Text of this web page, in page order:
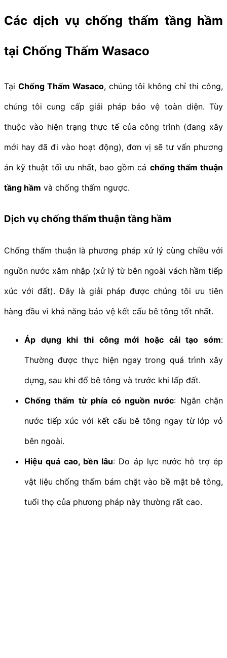
Các dịch vụ chống thấm tầng hầm
tại Chống Thấm Wasaco
Tại Chống Thấm Wasaco, chúng tôi không chỉ thi công,
chúng tôi cung cấp giải pháp bảo vệ toàn diện. Tùy
thuộc vào hiện trạng thực tế của công trình (đang xây
mới hay đã đi vào hoạt động), đơn vị sẽ tư vấn phương
án kỹ thuật tối ưu nhất, bao gồm cả chống thấm thuận
tầng hầm và chống thấm ngược.
Dịch vụ chống thấm thuận tầng hầm
Chống thấm thuận là phương pháp xử lý cùng chiều với
nguồn nước xâm nhập (xử lý từ bên ngoài vách hầm tiếp
xúc với đất). Đây là giải pháp được chúng tôi ưu tiên
hàng đầu vì khả năng bảo vệ kết cấu bê tông tốt nhất.
Áp dụng khi thi công mới hoặc cải tạo sớm:
Thường được thực hiện ngay trong quá trình xây
dựng, sau khi đổ bê tông và trước khi lấp đất.
Chống thấm từ phía có nguồn nước: Ngăn chặn
nước tiếp xúc với kết cấu bê tông ngay từ lớp vỏ
bên ngoài.
Hiệu quả cao, bền lâu: Do áp lực nước hỗ trợ ép
vật liệu chống thấm bám chặt vào bề mặt bê tông,
tuổi thọ của phương pháp này thường rất cao.